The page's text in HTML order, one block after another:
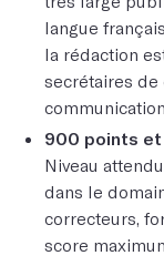
langue
la rédaction
secrétaires
900 points et
Niveau
dans le
correcteurs,
score